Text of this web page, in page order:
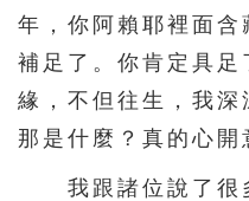
年，你阿賴耶裡面
補足了。你肯定具足
緣，不但往生，我深
那是什麼？真的心開
我跟諸位說了很